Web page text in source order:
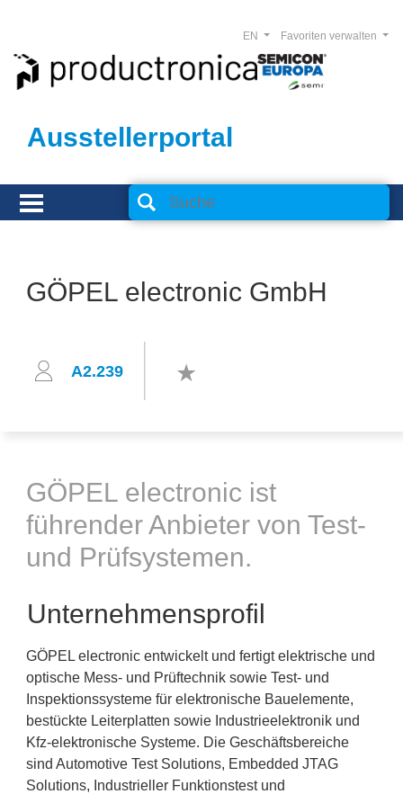
Ausstellerportal
Favoriten verwalten
EN
GÖPEL electronic GmbH
A2.239
GÖPEL electronic ist
führender Anbieter von Test-
und Prüfsystemen.
Unternehmensprofil
GÖPEL electronic entwickelt und fertigt elektrische und
optische Mess- und Prüftechnik sowie Test- und
Inspektionssysteme für elektronische Bauelemente,
bestückte Leiterplatten sowie Industrieelektronik und
Kfz-elektronische Systeme. Die Geschäftsbereiche
sind Automotive Test Solutions, Embedded JTAG
Solutions, Industrieller Funktionstest und